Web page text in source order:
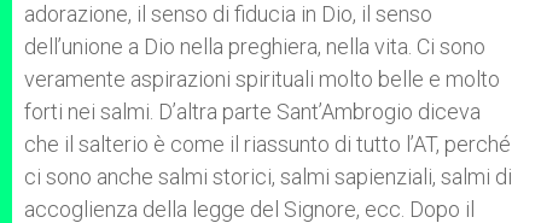
adorazione, il senso di fiducia in Dio, il senso
dell’unione a Dio nella preghiera, nella vita. Ci sono
veramente aspirazioni spirituali molto belle e molto
forti nei salmi. D’altra parte Sant’Ambrogio diceva
che il salterio è come il riassunto di tutto l’AT, perché
ci sono anche salmi storici, salmi sapienziali, salmi di
accoglienza della legge del Signore, ecc. Dopo il